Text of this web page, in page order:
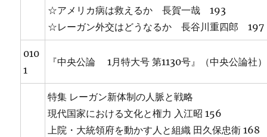
☆アメリカ病は救えるか 長賀一哉 193
☆レーガン外交はどうなるか 長谷川重四郎 197
010
1
『中央公論 1月特大号 第1130号』（中央公論社）
特集 レーガン新体制の人脈と戦略
現代国家における文化と権力 入江昭 156
上院・大統領府を動かす人と組織 田久保忠衛 168